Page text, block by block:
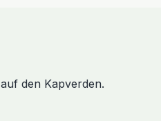
auf den Kapverden.